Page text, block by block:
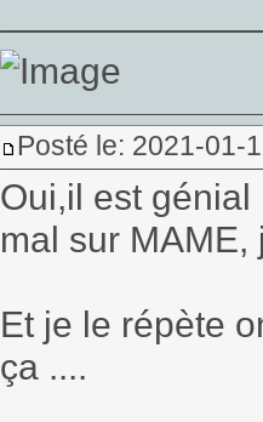
Posté le: 2021-01-
Oui,il est
mal sur
Et je le répète
ça ....